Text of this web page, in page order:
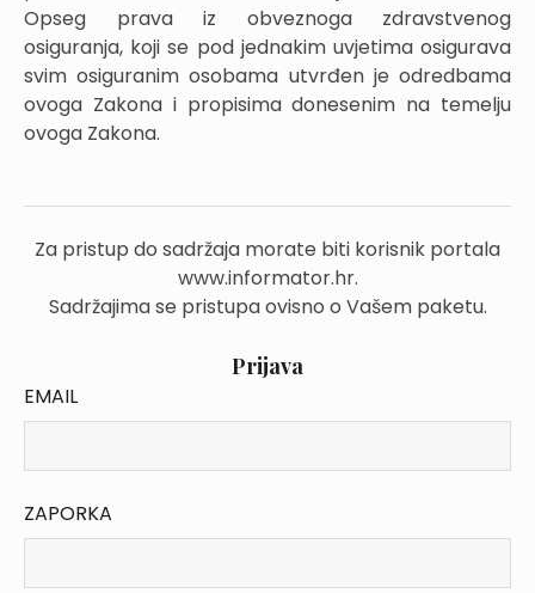
Opseg prava iz obveznoga zdravstvenog
osiguranja, koji se pod jednakim uvjetima osigurava
svim osiguranim osobama utvrđen je odredbama
ovoga Zakona i propisima donesenim na temelju
ovoga Zakona.
Za pristup do sadržaja morate biti korisnik portala
www.informator.hr.
Sadržajima se pristupa ovisno o Vašem paketu.
Prijava
EMAIL
ZAPORKA